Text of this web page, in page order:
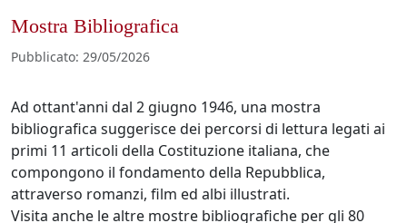
Mostra Bibliografica
Pubblicato: 29/05/2026
https://biblio.unipd.it/biblioteche/beatopellegrino/
eventi/repubblica-
in-
costituzione-
mostra-
bibliografica
Ad ottant'anni dal 2 giugno 1946, una mostra
bibliografica suggerisce dei percorsi di lettura legati ai
primi 11 articoli della Costituzione italiana, che
compongono il fondamento della Repubblica,
attraverso romanzi, film ed albi illustrati.
Visita anche le altre mostre bibliografiche per gli 80